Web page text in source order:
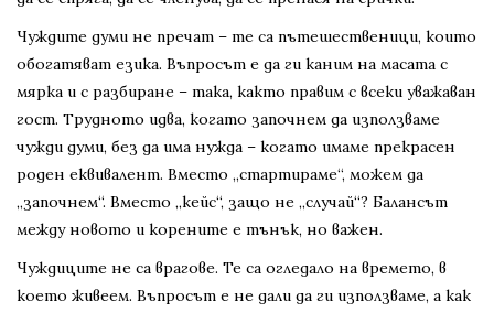
Чуждите думи не пречат – те са пътешественици, които
обогатяват езика. Въпросът е да ги каним на масата с
мярка и с разбиране – така, както правим с всеки уважаван
гост. Трудното идва, когато започнем да използваме
чужди думи, без да има нужда – когато имаме прекрасен
роден еквивалент. Вместо „стартираме“, можем да
„започнем“. Вместо „кейс“, защо не „случай“? Балансът
между новото и корените е тънък, но важен.
Чуждиците не са врагове. Те са огледало на времето, в
което живеем. Въпросът е не дали да ги използваме, а как